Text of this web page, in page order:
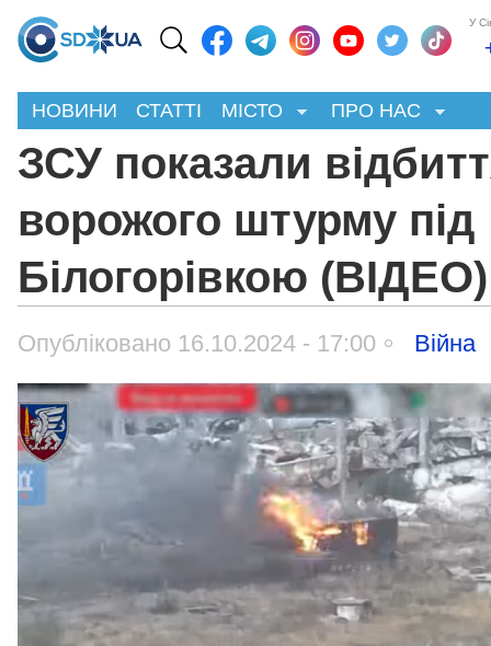
У
НОВИНИ СТАТТІ МІСТО ПРО НАС
ЗСУ показали
ворожого штурму під
Білогорівкою (ВІДЕО)
Опубліковано 16.10.2024 - 17:00 Війна